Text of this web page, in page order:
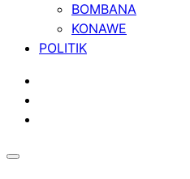
BOMBANA
KONAWE
POLITIK